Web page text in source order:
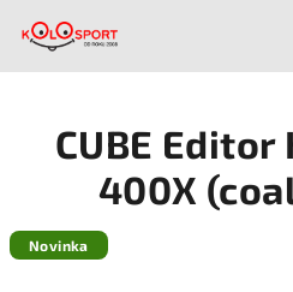
CUBE
400X
Novinka